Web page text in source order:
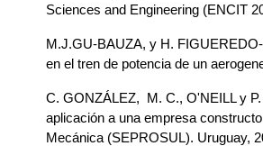
Sciences and Engineering (ENCIT
M.J.GU-BAUZA, y H.
en el tren de potencia de un
C. GONZÁLEZ,  M. C., O'NEILL y
aplicación a una empresa
Mecánica (SEPROSUL). Uruguay,